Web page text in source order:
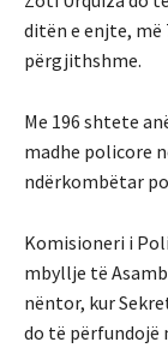
ditën e enjte, më
përgjithshme.
Me 196 shtete
madhe policore
ndërkombëtar
Komisioneri i
mbyllje të
nëntor, kur
do të përfundojë